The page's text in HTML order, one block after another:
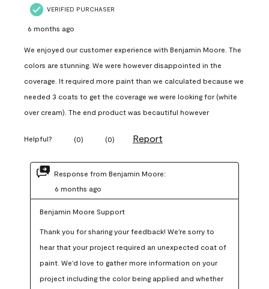
VERIFIED PURCHASER
6 months ago
We enjoyed our customer experience with Benjamin Moore. The
colors are stunning. We were however disappointed in the
coverage. It required more paint than we calculated because we
needed 3 coats to get the coverage we were looking for (white
over cream). The end product was becautiful however
Helpful? (0) (0) Report
Response from Benjamin Moore:
6 months ago
Benjamin Moore Support
Thank you for sharing your feedback! We're sorry to
hear that your project required an unexpected coat of
paint. We'd love to gather more information on your
project including the color being applied and whether